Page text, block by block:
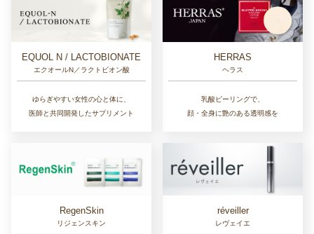
EQUOL N / LACTOBIONATE
エクオールN／ラクトビオン酸
ゆらぎやすい女性の心と体に、
医師と共同開発したサプリメント
HERRAS
ヘラス
乳酸ピーリングで、
顔・全身に艶のある透明感を
RegenSkin
リジェンスキン
réveiller
レヴェイエ